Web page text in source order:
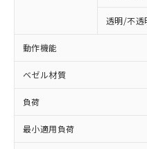
透明/不透
動作機能
ベゼル材質
負荷
最小適用負荷